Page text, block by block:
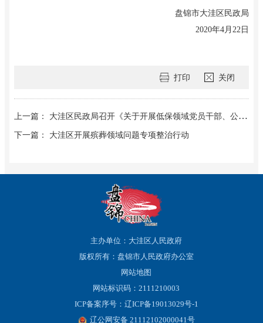
盘锦市大洼区民政局
2020年4月22日
打印 关闭
上一篇： 大洼区民政局召开《关于开展低保领域党员干部、公职人员违纪违法问题专项整治》专题会议
下一篇： 大洼区开展殡葬领域问题专项整治行动
主办单位：大洼区人民政府
版权所有：盘锦市人民政府办公室
网站地图
网站标识码：2111210003
ICP备案序号：辽ICP备19013029号-1
辽公网安备 21112102000041号